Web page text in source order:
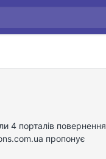
4 порталів повернення
пропонує